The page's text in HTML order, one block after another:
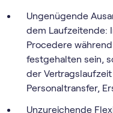
Ungenügende
dem Laufzeitende:
Procedere
festgehalten sein,
der
Personaltransfer,
Unzureichende